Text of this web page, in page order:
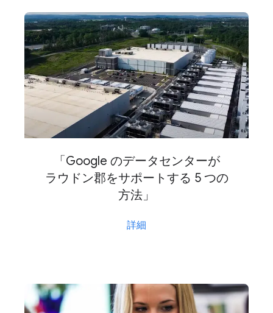
「Google の​データセンターが​
ラウドン郡を​サポートする 5 つの​
方法」
詳細